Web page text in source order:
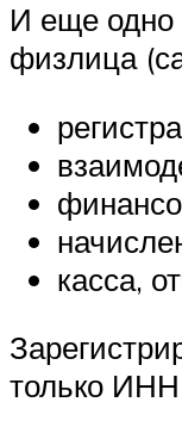
И еще одно
физлица
касса,
только ИНН